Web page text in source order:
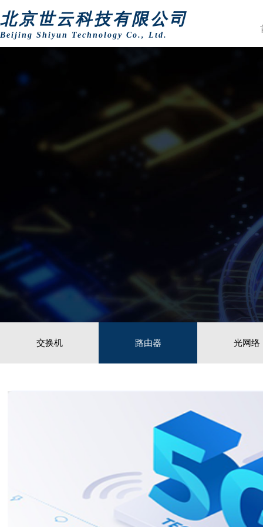
交换机 路由器 光网络
北京世云科技有限公司
Beijing Shiyun Technology Co., Ltd.